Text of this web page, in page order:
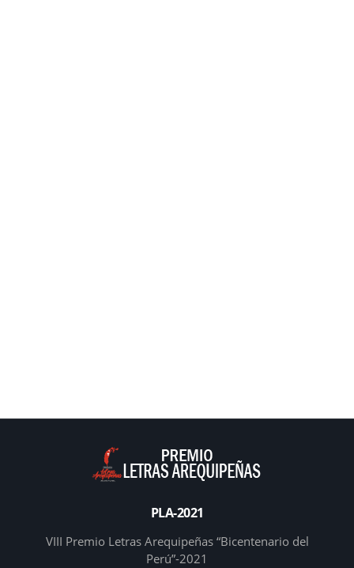
PLA-2021
VIII Premio Letras Arequipeñas “Bicentenario del
Perú”-2021